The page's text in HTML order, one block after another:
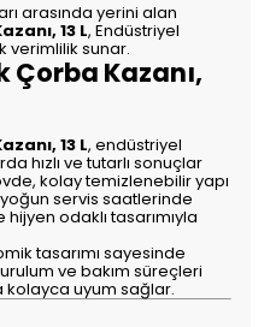
arasında yerini alan
13 L, Endüstriyel
verimlilik sunar.
Çorba Kazanı,
13 L, endüstriyel
hızlı ve tutarlı sonuçlar
kolay temizlenebilir yapı
yoğun servis saatlerinde
odaklı tasarımıyla
tasarımı sayesinde
ve bakım süreçleri
kolayca uyum sağlar.